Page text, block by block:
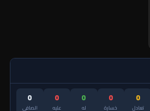
0
تعادل
0
خسارة
0
له
0
عليه
0
الصافي